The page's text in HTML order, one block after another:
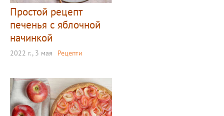
Простой рецепт
печенья с яблочной
начинкой
2022 г., 3 мая Рецепти